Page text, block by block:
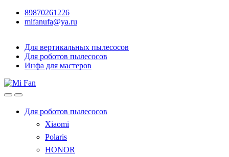
89870261226
mifanufa@ya.ru
Для вертикальных пылесосов
Для роботов пылесосов
Инфа для мастеров
Для роботов пылесосов
Xiaomi
Polaris
HONOR